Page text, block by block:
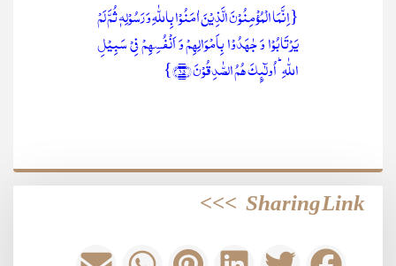
{اِنَّمَا الۡمُؤۡمِنُوۡنَ الَّذِیۡنَ اٰمَنُوۡا بِاللّٰہِ وَ رَسُوۡلِہٖ ثُمَّ لَمۡ
یَرۡتَابُوۡا وَ جٰہَدُوۡا بِاَمۡوَالِہِمۡ وَ اَنۡفُسِہِمۡ فِیۡ سَبِیۡلِ
اللّٰہِ ؕ اُولٰٓئِکَ ہُمُ الصّٰدِقُوۡنَ ﴿۱۵﴾}
Sharing Link
>>>